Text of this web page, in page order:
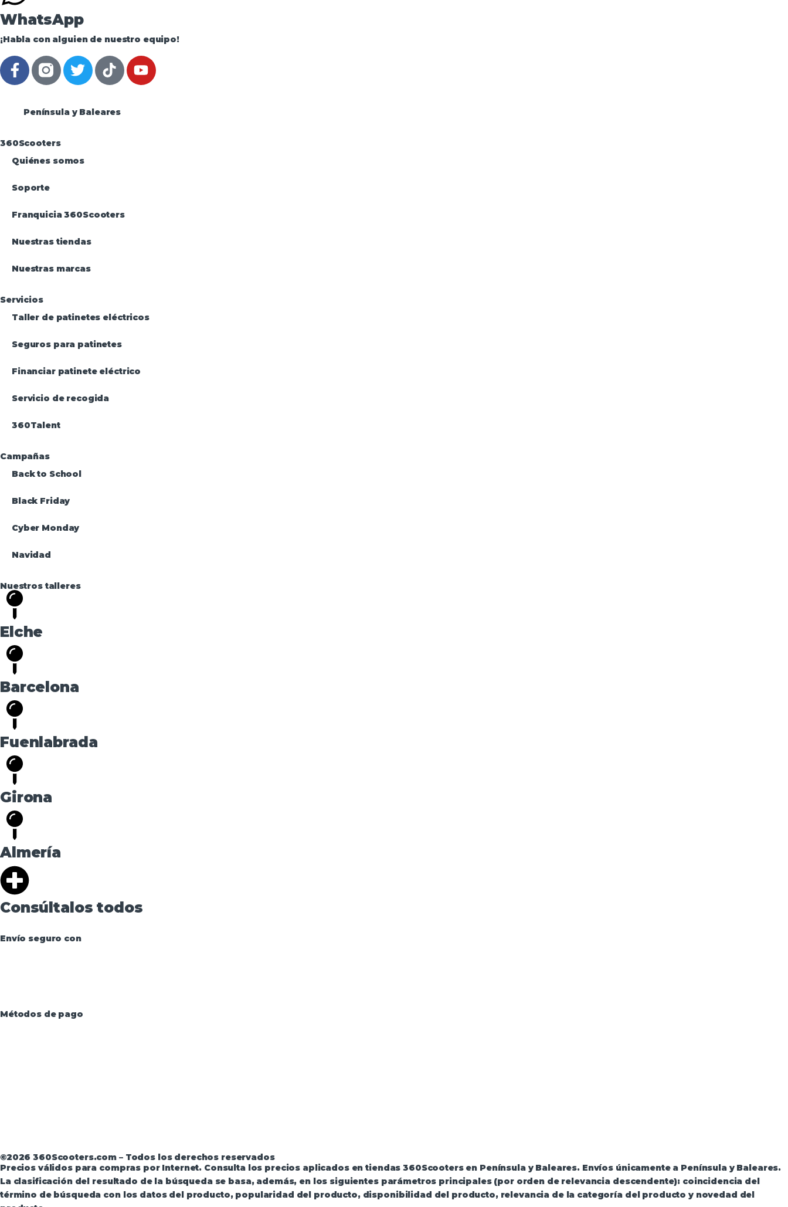
WhatsApp
¡Habla con alguien de nuestro equipo!
Península y Baleares
360Scooters
Quiénes somos
Soporte
Franquicia 360Scooters
Nuestras tiendas
Nuestras marcas
Servicios
Taller de patinetes eléctricos
Seguros para patinetes
Financiar patinete eléctrico
Servicio de recogida
360Talent
Campañas
Back to School
Black Friday
Cyber Monday
Navidad
Nuestros talleres
Elche
Barcelona
Fuenlabrada
Girona
Almería
Consúltalos todos
Envío seguro con
Métodos de pago
©2026 360Scooters.com – Todos los derechos reservados
Precios válidos para compras por Internet. Consulta los precios aplicados en tiendas 360Scooters en Península y Baleares. Envíos únicamente a Península y Baleares.
La clasificación del resultado de la búsqueda se basa, además, en los siguientes parámetros principales (por orden de relevancia descendente): coincidencia del
término de búsqueda con los datos del producto, popularidad del producto, disponibilidad del producto, relevancia de la categoría del producto y novedad del